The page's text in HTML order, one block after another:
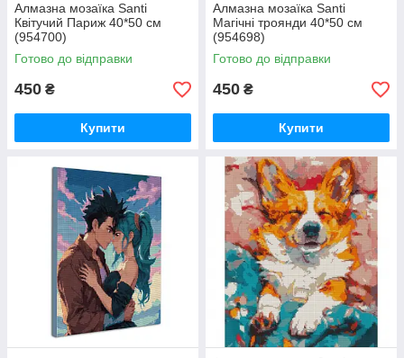
Алмазна мозаїка Santi
Квітучий Париж 40*50 см
(954700)
Готово до відправки
450 ₴
Купити
Алмазна мозаїка Santi
Магічні троянди 40*50 см
(954698)
Готово до відправки
450 ₴
Купити